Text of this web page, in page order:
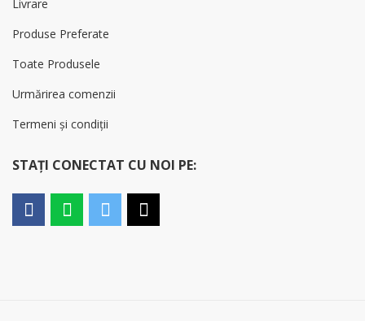
Livrare
Produse Preferate
Toate Produsele
Urmărirea comenzii
Termeni și condiții
STAȚI CONECTAT CU NOI PE: